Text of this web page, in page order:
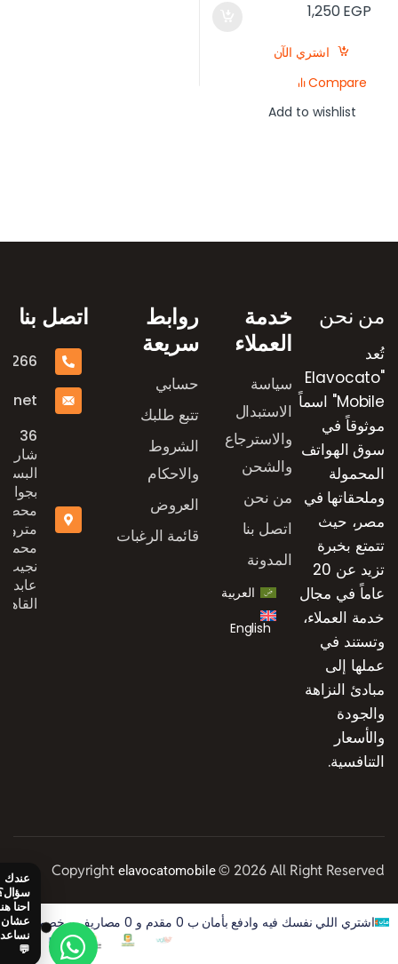
1,250EGP
اشتري الآن
Compare
Add to wishlist
من نحن
تُعد
"Elavocato
Mobile" اسماً
موثوقاً في
سوق الهواتف
المحمولة
وملحقاتها في
مصر، حيث
تتمتع بخبرة
تزيد عن 20
عاماً في مجال
خدمة العملاء،
وتستند في
عملها إلى
مبادئ النزاهة
والجودة
والأسعار
التنافسية.
خدمة
العملاء
سياسة
الاستبدال
والاسترجاع
والشحن
من نحن
اتصل بنا
المدونة
العربية
English
روابط
سريعة
حسابي
تتبع طلبك
الشروط
والاحكام
العروض
قائمة الرغبات
اتصل بنا
36
شارع
بجوار
محطة
مترو
محمد
نجيب،
Copyright elavocatomobile© 2026 All Right Reserved
اشتري اللي نفسك فيه وادفع بأمان ب 0 مقدم و 0 مصاريف و خصم 50% على الفوايد